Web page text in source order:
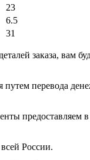
23
6.5
31
заказа, вам
путем перевода
предоставляем
России.